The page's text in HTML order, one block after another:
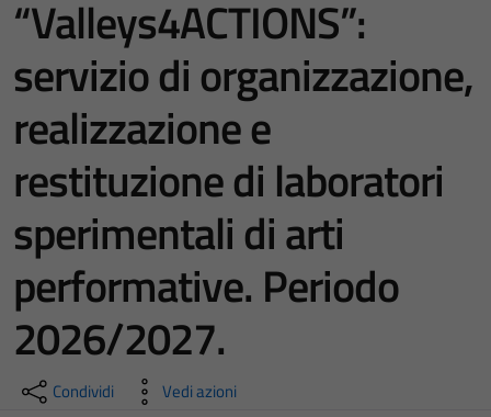
“Valleys4ACTIONS”:
servizio di organizzazione,
realizzazione e
restituzione di laboratori
sperimentali di arti
performative. Periodo
2026/2027.
Condividi Vedi azioni